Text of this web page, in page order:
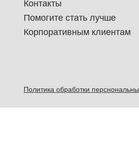
Контакты
Помогите стать лучше
Корпоративным клиентам
Политика обработки